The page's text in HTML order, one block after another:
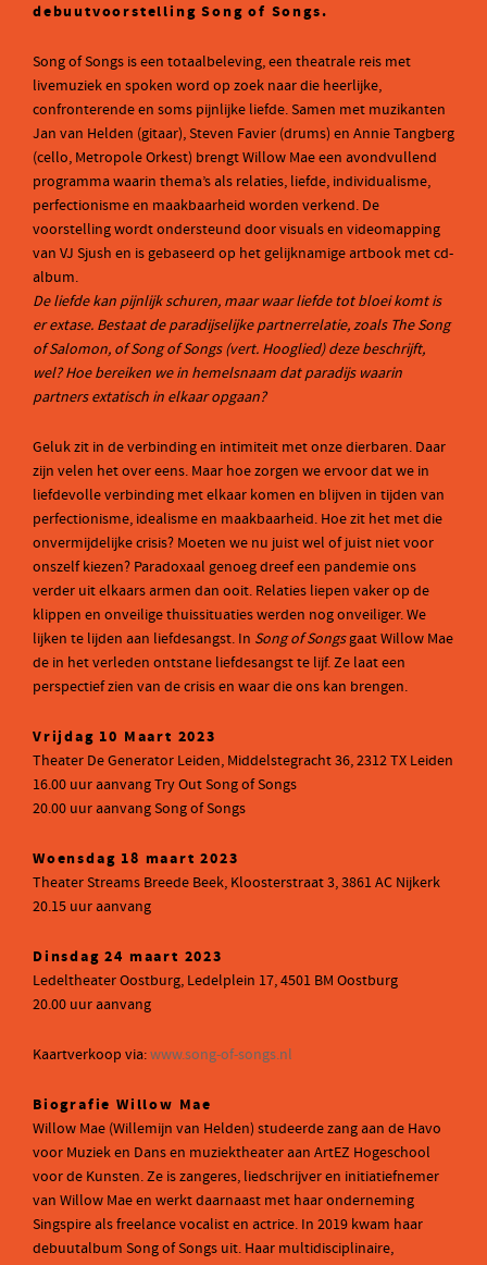
debuutvoorstelling Song of Songs.
Song of Songs is een totaalbeleving, een theatrale reis met
livemuziek en spoken word op zoek naar die heerlijke,
confronterende en soms pijnlijke liefde. Samen met muzikanten
Jan van Helden (gitaar), Steven Favier (drums) en Annie Tangberg
(cello, Metropole Orkest) brengt Willow Mae een avondvullend
programma waarin thema’s als relaties, liefde, individualisme,
perfectionisme en maakbaarheid worden verkend. De
voorstelling wordt ondersteund door visuals en videomapping
van VJ Sjush en is gebaseerd op het gelijknamige artbook met cd-
album.
De liefde kan pijnlijk schuren, maar waar liefde tot bloei komt is
er extase. Bestaat de paradijselijkepartnerrelatie, zoals The Song
of Salomon, of Song of Songs (vert. Hooglied) deze beschrijft,
wel? Hoebereiken we in hemelsnaam dat paradijs waarin
partners extatisch in elkaar opgaan?
Geluk zit in de verbinding en intimiteit met onze dierbaren. Daar
zijn velen het over eens. Maar hoe zorgen we ervoor dat we in
liefdevolle verbinding met elkaar komen en blijven in tijden van
perfectionisme, idealisme en maakbaarheid. Hoe zit het met die
onvermijdelijke crisis? Moeten we nu juist wel of juist niet voor
onszelf kiezen? Paradoxaal genoeg dreef een pandemie ons
verder uit elkaars armen dan ooit. Relaties liepen vaker op de
klippen en onveilige thuissituaties werden nog onveiliger. We
lijken te lijden aan liefdesangst. In Song of Songsgaat Willow Mae
de in het verleden ontstane liefdesangst te lijf. Ze laat een
perspectief zien van de crisis en waar die ons kan brengen.
Vrijdag 10 Maart 2023
Theater De Generator Leiden, Middelstegracht 36, 2312 TX Leiden
16.00 uur aanvang Try Out Song of Songs
20.00 uur aanvang Song of Songs
Woensdag 18 maart 2023
Theater Streams Breede Beek, Kloosterstraat 3, 3861 AC Nijkerk
20.15 uur aanvang
Dinsdag 24 maart 2023
Ledeltheater Oostburg, Ledelplein 17, 4501 BM Oostburg
20.00 uur aanvang
Kaartverkoop via:www.song-of-songs.nl
Biografie Willow Mae
Willow Mae (Willemijn van Helden) studeerde zang aan de Havo
voor Muziek en Dans en muziektheater aan ArtEZ Hogeschool
voor de Kunsten. Ze is zangeres, liedschrijver en initiatiefnemer
van Willow Mae en werkt daarnaast met haar onderneming
Singspire als freelance vocalist en actrice. In 2019 kwam haar
debuutalbum Song of Songs uit. Haar multidisciplinaire,